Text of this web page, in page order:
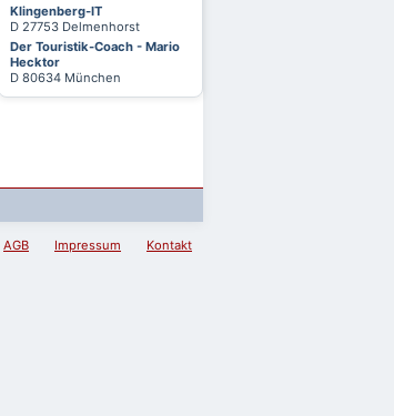
Klingenberg-IT
D 27753 Delmenhorst
Der Touristik-Coach - Mario
Hecktor
D 80634 München
AGB Impressum Kontakt